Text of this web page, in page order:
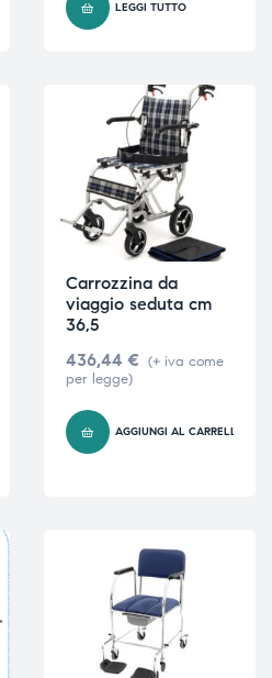
LEGGI TUTTO
Carrozzina da
viaggio seduta cm
36,5
436,44 € (+ iva come
per legge)
AGGIUNGI AL CARRELLO